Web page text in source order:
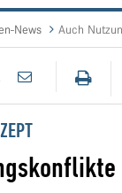
News Auch